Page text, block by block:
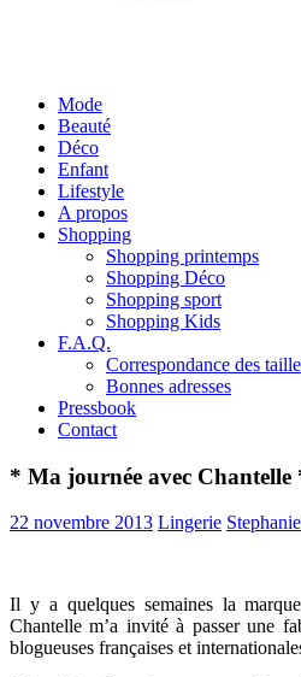
Mode
Beauté
Déco
Enfant
Lifestyle
A propos
Shopping
Shopping printemps
Shopping Déco
Shopping sport
Shopping Kids
F.A.Q.
Correspondance des
Bonnes adresses
Pressbook
Contact
* Ma journée avec Chantelle
22 novembre 2013 Lingerie
Il y a quelques semaines la
Chantelle m’a invité à passer une
blogueuses françaises et